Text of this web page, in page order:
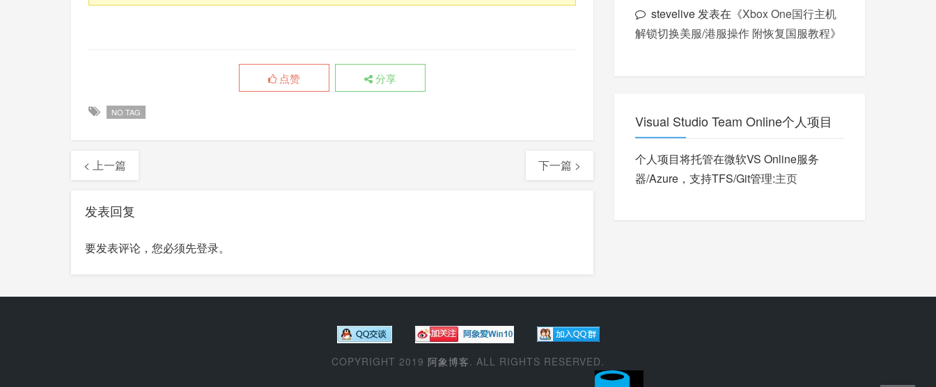
点赞 分享
NO TAG
< 上一篇 下一篇 >
发表回复
要发表评论，您必须先登录。
stevelive发表在《Xbox One国行主机
解锁切换美服/港服操作 附恢复国服教程》
Visual Studio Team Online个人项目
个人项目将托管在微软VS Online服务
器/Azure，支持TFS/Git管理:主页
COPYRIGHT 2019 阿象博客 . ALL RIGHTS RESERVED.